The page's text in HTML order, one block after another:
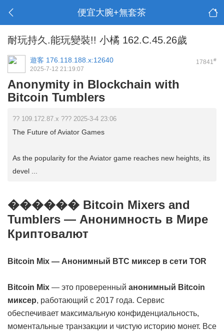
便宜大腕+無套茶
耐玩持久.能玩變裝!! 小橘 162.C.45.26歲
17841#
遊客 176.118.188.x:12640
2025-7-12 21:19:07
Anonymity in Blockchain with
Bitcoin Tumblers
?? 109.172.87.x ??? 2025-3-4 23:06
The Future of Aviator Games
As the popularity for the Aviator game reaches new heights, its
devel ...
������ Bitcoin Mixers and
Tumblers — Анонимность в Мире
Криптовалют
Bitcoin Mix — Анонимный BTC миксер в сети TOR
Bitcoin Mix — это проверенный анонимный Bitcoin
миксер, работающий с 2017 года. Сервис
обеспечивает максимальную конфиденциальность,
моментальные транзакции и чистую историю монет. Все